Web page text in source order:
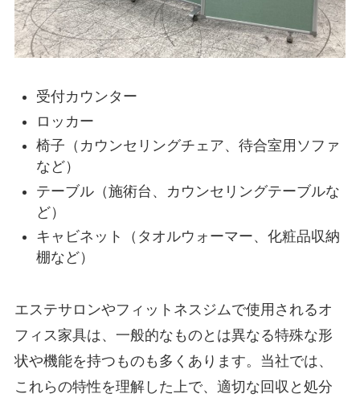
受付カウンター
ロッカー
椅子（カウンセリングチェア、待合室用ソファ
など）
テーブル（施術台、カウンセリングテーブルな
ど）
キャビネット（タオルウォーマー、化粧品収納
棚など）
エステサロンやフィットネスジムで使用されるオ
フィス家具は、一般的なものとは異なる特殊な形
状や機能を持つものも多くあります。当社では、
これらの特性を理解した上で、適切な回収と処分